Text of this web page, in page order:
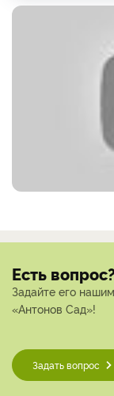
Есть вопрос?
Задайте его
«Антонов Сад»!
Задать вопрос